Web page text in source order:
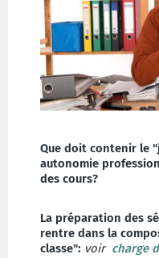
Que doit contenir le
autonomie
des cours?
La préparation des
rentre dans la
classe": voir charge